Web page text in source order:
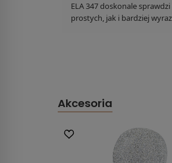
ELA 347 doskonale
prostych, jak i bardziej
Akcesoria